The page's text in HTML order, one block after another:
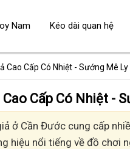
Cao Cấp Có Nhiệt - Sướng Mê Ly
Cao Cấp Có Nhiệt
ở Cần Đước cung cấp
hiệu nổi tiếng về đồ chơi
Nam Kéo dài quan hệ